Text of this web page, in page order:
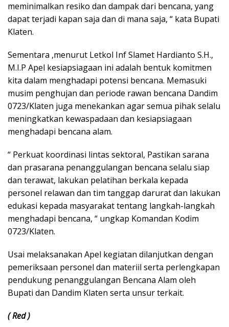
meminimalkan resiko dan dampak dari bencana, yang
dapat terjadi kapan saja dan di mana saja, “ kata Bupati
Klaten.
Sementara ,menurut Letkol Inf Slamet Hardianto S.H.,
M.I.P Apel kesiapsiagaan ini adalah bentuk komitmen
kita dalam menghadapi potensi bencana. Memasuki
musim penghujan dan periode rawan bencana Dandim
0723/Klaten juga menekankan agar semua pihak selalu
meningkatkan kewaspadaan dan kesiapsiagaan
menghadapi bencana alam.
“ Perkuat koordinasi lintas sektoral, Pastikan sarana
dan prasarana penanggulangan bencana selalu siap
dan terawat, lakukan pelatihan berkala kepada
personel relawan dan tim tanggap darurat dan lakukan
edukasi kepada masyarakat tentang langkah-langkah
menghadapi bencana, “ ungkap Komandan Kodim
0723/Klaten.
Usai melaksanakan Apel kegiatan dilanjutkan dengan
pemeriksaan personel dan materiil serta perlengkapan
pendukung penanggulangan Bencana Alam oleh
Bupati dan Dandim Klaten serta unsur terkait.
( Red )